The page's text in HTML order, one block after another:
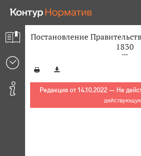
Постановление
1830
Редакция от 14.10.2022 — Не